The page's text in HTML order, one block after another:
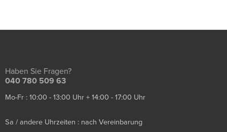
Haben Sie Fragen?
040 780 509 63
Mo-Fr : 10:00 - 13:00 Uhr + 14:00 - 17:00 Uhr
Sa / andere Uhrzeiten : nach Vereinbarung